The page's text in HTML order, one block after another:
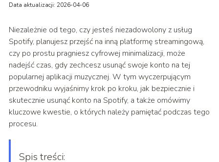
Data aktualizacji: 2026-04-06
Niezależnie od tego, czy jesteś niezadowolony z usług
Spotify, planujesz przejść na inną platformę streamingową,
czy po prostu pragniesz cyfrowej minimalizacji, może
nadejść czas, gdy zechcesz usunąć swoje konto na tej
popularnej aplikacji muzycznej. W tym wyczerpującym
przewodniku wyjaśnimy krok po kroku, jak bezpiecznie i
skutecznie usunąć konto na Spotify, a także omówimy
kluczowe kwestie, o których należy pamiętać podczas tego
procesu.
Spis treści: